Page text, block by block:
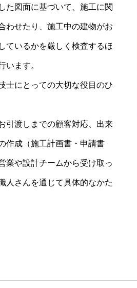
た図面に基づいて、施工に関
わせたり、施工中の建物がお
ているかを厳しく検査するほ
ます。
士にとっての大切な役目のひ
引渡しまでの顧客対応、出来
作成（施工計画書・申請書
業や設計チームから受け取っ
人さんを通じて具体的なかた